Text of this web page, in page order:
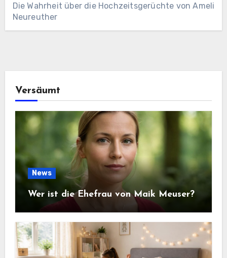
Die Wahrheit über die Hochzeitsgerüchte von Ameli
Neureuther
Versäumt
News
Wer ist die Ehefrau von Maik Meuser?